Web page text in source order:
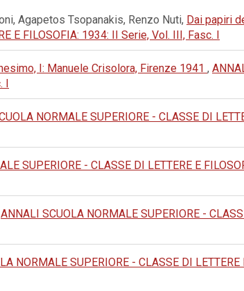
Agapetos Tsopanakis, Renzo Nuti, Dai papiri
E FILOSOFIA: 1934: II Serie, Vol. III, Fasc. I
I: Manuele Crisolora, Firenze 1941 ,
I
NORMALE SUPERIORE - CLASSE DI
SUPERIORE - CLASSE DI LETTERE E
ANNALI SCUOLA NORMALE SUPERIORE -
NORMALE SUPERIORE - CLASSE DI